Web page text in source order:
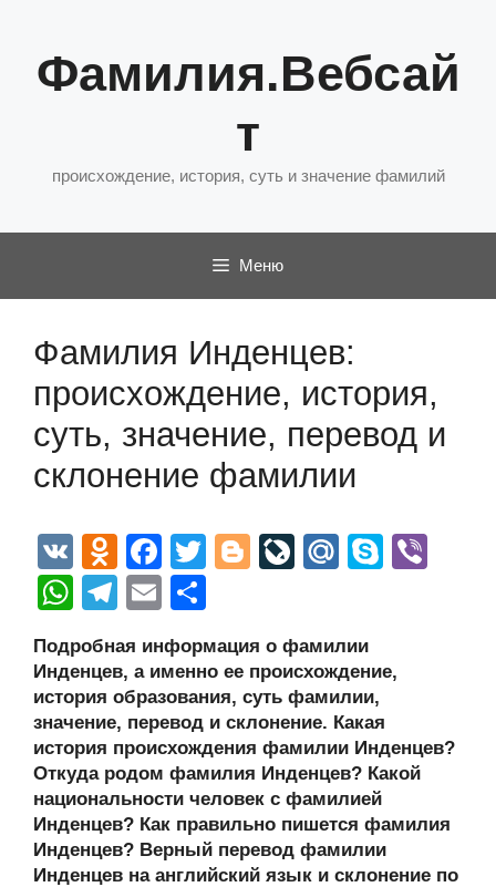
содержимому
Фамилия.Вебсай
т
происхождение, история, суть и значение фамилий
Меню
Фамилия Инденцев:
происхождение, история,
суть, значение, перевод и
склонение фамилии
V
K
O
d
n
o
kl
a
ss
ni
ki
F
a
c
e
b
o
o
k
T
er
Bl
g
er
Li
J
o
ur
n
al
M
u
S
e
W
at
s
A
p
p
T
e
gr
a
m
E
ail р
а
в
и
ть
Подробная информация о фамилии
Инденцев, а именно ее происхождение,
история образования, суть фамилии,
значение, перевод и склонение. Какая
история происхождения фамилии Инденцев?
Откуда родом фамилия Инденцев? Какой
национальности человек с фамилией
Инденцев? Как правильно пишется фамилия
Инденцев? Верный перевод фамилии
Инденцев на английский язык и склонение по